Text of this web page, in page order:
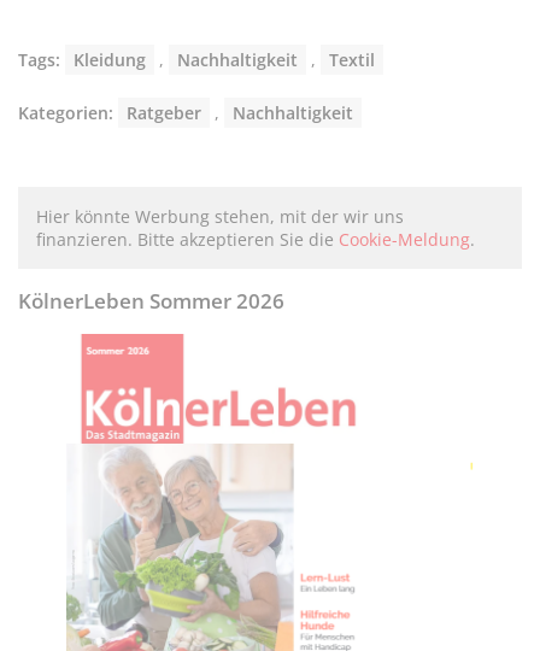
Tags: Kleidung , Nachhaltigkeit , Textil
Kategorien: Ratgeber , Nachhaltigkeit
Hier könnte Werbung stehen, mit der wir uns
finanzieren. Bitte akzeptieren Sie die Cookie-Meldung.
KölnerLeben Sommer 2026